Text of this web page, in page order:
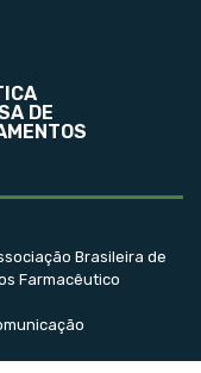
DE
Brasileira de
Farmacêutico